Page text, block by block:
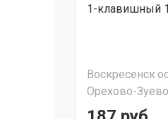
1-клавишный
Воскресенск
Орехово-Зуево